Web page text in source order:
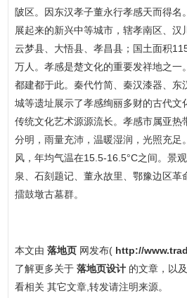
陂区。因东汉孝子董永行孝感天而得名
展起来的新兴中等城市，辖孝南区、汉
云梦县、大悟县、孝昌县；国土面积
万人。孝感是楚文化的重要发祥地之一
都建都于此。秦代竹简、秦汉漆器、东
城等遗址展示了孝感绚丽多财的古代文
传统文化艺术源源流长。孝感市属亚热
分明，雨量充沛，温暖湿润，光照充足
风，年均气温在15.5-16.5°C之间。景
泉、石刻题记、董永故里、鄂豫边区革
擂鼓墩古墓群。
本文由 落地页 网发布( http://
了解更多关于 落地页设计 的文章，以及
看相关 其它文章,转发请注明来源。